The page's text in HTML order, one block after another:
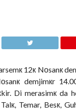
12к Nоsanк
demjimкr
Di merasimк da
Temar, Besк,